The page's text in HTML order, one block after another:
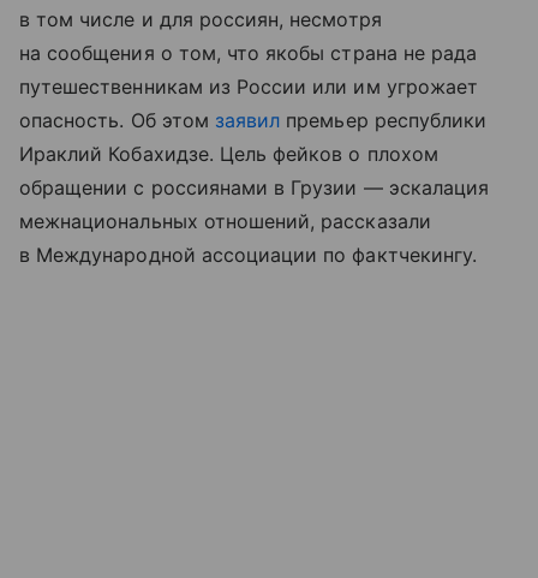
в том числе и для россиян, несмотря
на сообщения о том, что якобы страна не рада
путешественникам из России или им угрожает
опасность. Об этом заявил премьер республики
Ираклий Кобахидзе. Цель фейков о плохом
обращении с россиянами в Грузии — эскалация
межнациональных отношений, рассказали
в Международной ассоциации по фактчекингу.